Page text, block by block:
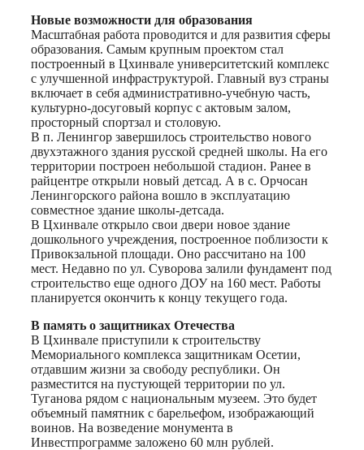
Новые возможности для образования
Масштабная работа проводится и для развития сферы
образования. Самым крупным проектом стал
построенный в Цхинвале университетский комплекс
с улучшенной инфраструктурой. Главный вуз страны
включает в себя административно-учебную часть,
культурно-досуговый корпус с актовым залом,
просторный спортзал и столовую.
В п. Ленингор завершилось строительство нового
двухэтажного здания русской средней школы. На его
территории построен небольшой стадион. Ранее в
райцентре открыли новый детсад. А в с. Орчосан
Ленингорского района вошло в эксплуатацию
совместное здание школы-детсада.
В Цхинвале открыло свои двери новое здание
дошкольного учреждения, построенное поблизости к
Привокзальной площади. Оно рассчитано на 100
мест. Недавно по ул. Суворова залили фундамент под
строительство еще одного ДОУ на 160 мест. Работы
планируется окончить к концу текущего года.
В память о защитниках Отечества
В Цхинвале приступили к строительству
Мемориального комплекса защитникам Осетии,
отдавшим жизни за свободу республики. Он
разместится на пустующей территории по ул.
Туганова рядом с национальным музеем. Это будет
объемный памятник с барельефом, изображающий
воинов. На возведение монумента в
Инвестпрограмме заложено 60 млн рублей.